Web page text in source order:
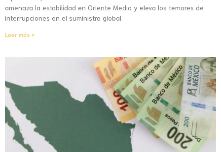
amenaza la estabilidad en Oriente Medio y eleva los temores de
interrupciones en el suministro global.
Leer más »